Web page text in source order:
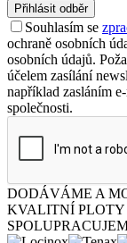
Přihlásit odběr
Souhlasím se
ochraně osobních
osobních údajů.
účelem zasílání
například zasláním
společnosti.
DODÁVÁME A
KVALITNÍ